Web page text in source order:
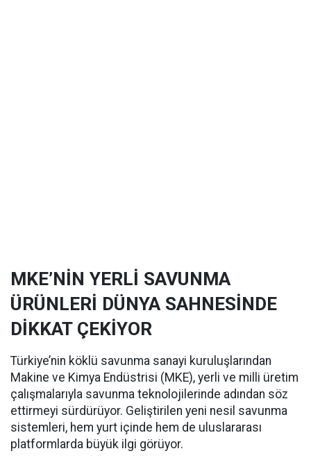
MKE’NİN YERLİ SAVUNMA
ÜRÜNLERİ DÜNYA SAHNESİNDE
DİKKAT ÇEKİYOR
Türkiye’nin köklü savunma sanayi kuruluşlarından
Makine ve Kimya Endüstrisi (MKE), yerli ve milli üretim
çalışmalarıyla savunma teknolojilerinde adından söz
ettirmeyi sürdürüyor. Geliştirilen yeni nesil savunma
sistemleri, hem yurt içinde hem de uluslararası
platformlarda büyük ilgi görüyor.